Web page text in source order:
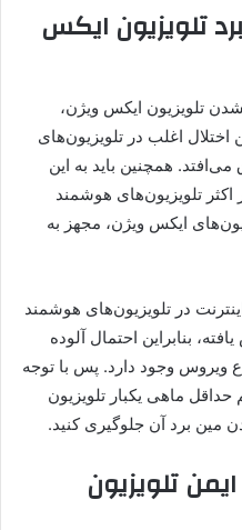
تلویزیون ایکس
تلويزيون ایکس ویژن،
اغلب در تلويزيون‌های
همچنین باید به این
تلويزيون‌های هوشمند
ایکس ویژن، مجهز به
در تلویزیون‌های هوشمند
بنابراین احتمال آلوده
ويروس وجود دارد. پس با توجه
ماهی یکبار تلویزیون
مین برد آن جلوگیری کنید.
تلویزیون